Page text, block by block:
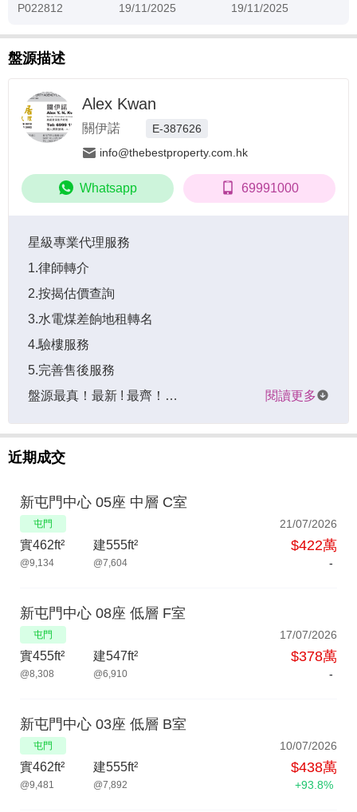
P022812
19/11/2025
19/11/2025
盤源描述
Alex Kwan
關伊諾
E-387626
info@thebestproperty.com.hk
Whatsapp 69991000
星級專業代理服務
1.律師轉介
2.按揭估價查詢
3.水電煤差餉地租轉名
4.驗樓服務
5.完善售後服務
盤源最真！最新 ! 最齊！…
閱讀更多
近期成交
21/07/2026
屯門
新屯門中心 05座 中層 C室
$422萬
實462ft²
@9,134
建555ft²
@7,604 -
17/07/2026
屯門
新屯門中心 08座 低層 F室
$378萬
實455ft²
@8,308
建547ft²
@6,910 -
10/07/2026
屯門
新屯門中心 03座 低層 B室
$438萬
實462ft²
@9,481
建555ft²
@7,892 +93.8%